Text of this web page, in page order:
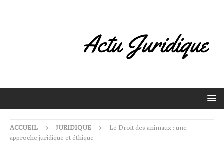
ACCUEIL JURIDIQUE
Le Droit des animaux : une
approche juridique et éthique